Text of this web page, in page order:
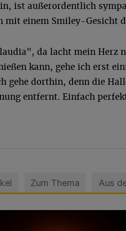
ist außerordentlich
mit einem Smiley-Gesicht
da lacht mein Herz
kann, gehe ich erst
gehe dorthin, denn die
entfernt. Einfach
Zum Thema Aus